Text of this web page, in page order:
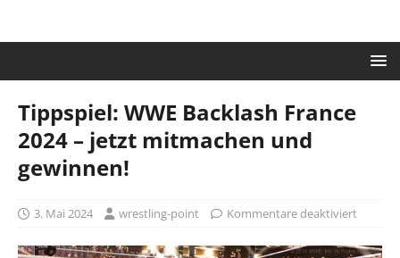
Tippspiel: WWE Backlash France
2024 – jetzt mitmachen und
gewinnen!
3. Mai 2024 wrestling-point Kommentare deaktiviert